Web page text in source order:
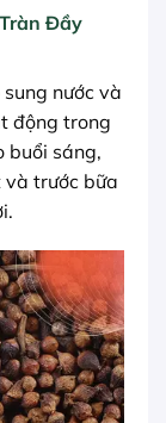
Đầy
nước và
động trong
buổi sáng,
và trước bữa